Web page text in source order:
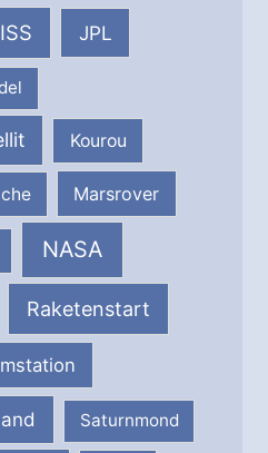
ISS JPL
Kourou
Marsrover
NASA
Raketenstart
Saturnmond